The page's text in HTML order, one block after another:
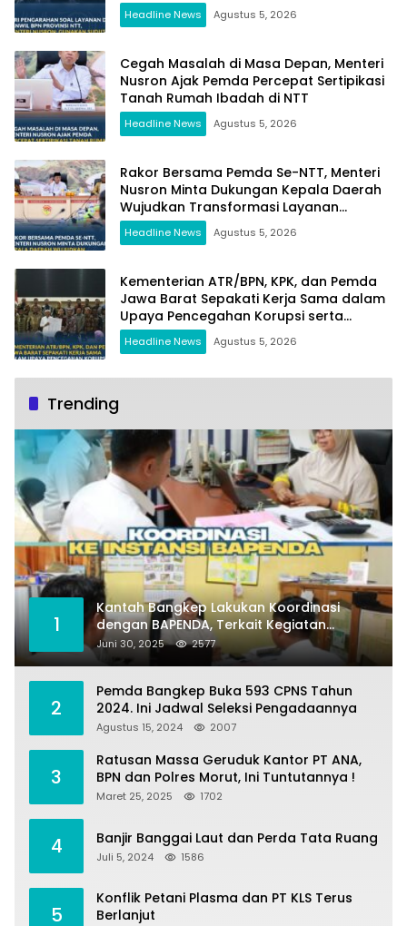
Headline News Agustus 5, 2026
Cegah Masalah di Masa Depan, Menteri
Nusron Ajak Pemda Percepat Sertipikasi
Tanah Rumah Ibadah di NTT
Headline News Agustus 5, 2026
Rakor Bersama Pemda Se-NTT, Menteri
Nusron Minta Dukungan Kepala Daerah
Wujudkan Transformasi Layanan
Pertanahan
Headline News Agustus 5, 2026
Kementerian ATR/BPN, KPK, dan Pemda
Jawa Barat Sepakati Kerja Sama dalam
Upaya Pencegahan Korupsi serta
Penguatan Ekonomi Daerah
Headline News Agustus 5, 2026
Trending
1
Kantah Bangkep Lakukan Koordinasi
dengan BAPENDA, Terkait Kegiatan
Fasilitasi Penilaian Tanah dan Ekonomi
Pertanahan
Juni 30, 2025 2577
2
Pemda Bangkep Buka 593 CPNS Tahun
2024. Ini Jadwal Seleksi Pengadaannya
Agustus 15, 2024 2007
3
Ratusan Massa Geruduk Kantor PT ANA,
BPN dan Polres Morut, Ini Tuntutannya !
Maret 25, 2025 1702
4 Banjir Banggai Laut dan Perda Tata Ruang
Juli 5, 2024 1586
5
Konflik Petani Plasma dan PT KLS Terus
Berlanjut